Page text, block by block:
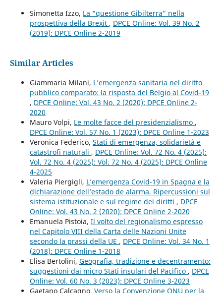
Simonetta Izzo, La “questione Gibilterra” nella
prospettiva della Brexit , DPCE Online: Vol. 39 No. 2
(2019): DPCE Online 2-2019
Similar Articles
Giammaria Milani, L’emergenza sanitaria nel diritto
pubblico comparato: la risposta del Belgio al Covid-19
, DPCE Online: Vol. 43 No. 2 (2020): DPCE Online 2-
2020
Mauro Volpi, Le molte facce del presidenzialismo ,
DPCE Online: Vol. 57 No. 1 (2023): DPCE Online 1-2023
Veronica Federico, Stati di emergenza, solidarietà e
catastrofi naturali , DPCE Online: Vol. 72 No. 4 (2025):
Vol. 72 No. 4 (2025): Vol. 72 No. 4 (2025): DPCE Online
4-2025
Valeria Piergigli, L’emergenza Covid-19 in Spagna e la
dichiarazione dell’estado de alarma. Ripercussioni sul
sistema istituzionale e sul regime dei diritti , DPCE
Online: Vol. 43 No. 2 (2020): DPCE Online 2-2020
Emanuela Pistoia, Il volto del regionalismo espresso
nel Capitolo VIII della Carta delle Nazioni Unite
secondo la prassi della UE , DPCE Online: Vol. 34 No. 1
(2018): DPCE Online 1-2018
Elisa Bertolini, Geografia, tradizione e decentramento:
suggestioni dai micro Stati insulari del Pacifico , DPCE
Online: Vol. 60 No. 3 (2023): DPCE Online 3-2023
Gaetano Calcagno, Verso la Convenzione ONU per la